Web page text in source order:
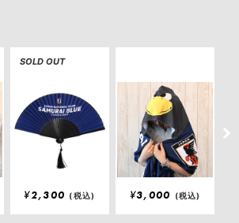
SOLD OUT
¥2,300 (税込) ¥3,000 (税込)